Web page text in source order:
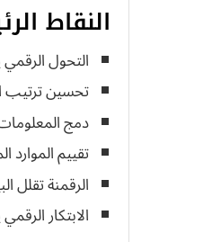
النقاط
التحول
تحسين ترتيب
دمج
تقييم
الرقمنة تقلل
الابتكار